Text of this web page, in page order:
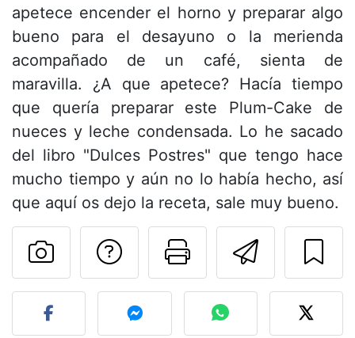
apetece encender el horno y preparar algo
bueno para el desayuno o la merienda
acompañado de un café, sienta de
maravilla. ¿A que apetece? Hacía tiempo
que quería preparar este Plum-Cake de
nueces y leche condensada. Lo he sacado
del libro "Dulces Postres" que tengo hace
mucho tiempo y aún no lo había hecho, así
que aquí os dejo la receta, sale muy bueno.
Imprimir
Preguntar al autor
Publicar la foto de esta